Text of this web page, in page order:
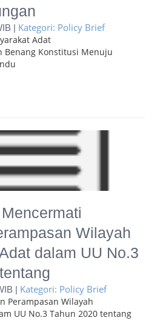
| Kategori: Policy Brief
Adat
Benang Konstitusi Menuju
Wilayah
dalam UU No.3
| Kategori: Policy Brief
Perampasan Wilayah
UU No.3 Tahun 2020 tentang